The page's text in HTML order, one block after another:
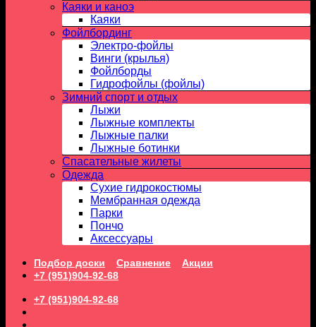
Каяки и каноэ
Каяки
Фойлбординг
Электро-фойлы
Винги (крылья)
Фойлборды
Гидрофойлы (фойлы)
Зимний спорт и отдых
Лыжи
Лыжные комплекты
Лыжные палки
Лыжные ботинки
Спасательные жилеты
Одежда
Сухие гидрокостюмы
Мембранная одежда
Парки
Пончо
Аксессуары
Подбор доски Сравнение
Акции
+7 (951)904-92-68
+7 (951)904-92-68